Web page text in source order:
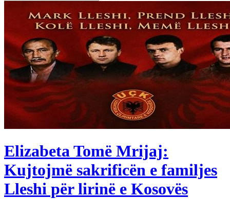
Elizabeta Tomë Mrijaj:
Kujtojmë sakrificën e familjes
Lleshi për lirinë e Kosovës